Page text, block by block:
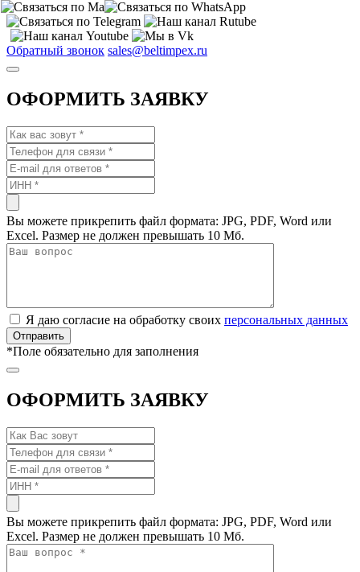
Обратный звонок sales@beltimpex.ru
ОФОРМИТЬ ЗАЯВКУ
Вы можете прикрепить файл формата: JPG, PDF, Word или
Excel. Размер не должен превышать 10 Мб.
Я даю согласие на обработку своих персональных данных
*Поле обязательно для заполнения
ОФОРМИТЬ ЗАЯВКУ
Вы можете прикрепить файл формата: JPG, PDF, Word или
Excel. Размер не должен превышать 10 Мб.